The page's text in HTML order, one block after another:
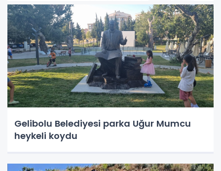
Gelibolu Belediyesi parka Uğur Mumcu
heykeli koydu